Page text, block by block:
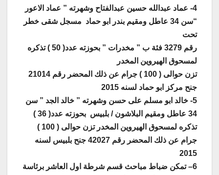
4- عماد عبدالله حسين عبدالفتاح وشهرته ” عماد الاعور
“سن 34 عاطل ومقيم بندر ابو حماد مسجل شقى خطر
تحت
رقم 3279 فئة ب ” مخدرات ” بحوزته عدد( 50 ) تذكره
لمسحوق الهيروين المخدر
تزن حوالى ( 100 ) جرام عن ذلك المحضر رقم 21014
جنح مركز ابو حماد لسنه 2015
5- خالد ابو مسلم على حسن وشهرته ” خالد الجد ” سن
34 عاطل ومقيم البلاشون / بلبيس بحوزته عدد( 36 )
تذكره لمسحوق الهيروين المخدر تزن حوالى ( 100 )
جرام عن ذلك المحضر رقم 42027 جنح بلبيس لسنه
2015
6– تمكن ضباط مباحث قسم شرطة اول العاشر برئاسة